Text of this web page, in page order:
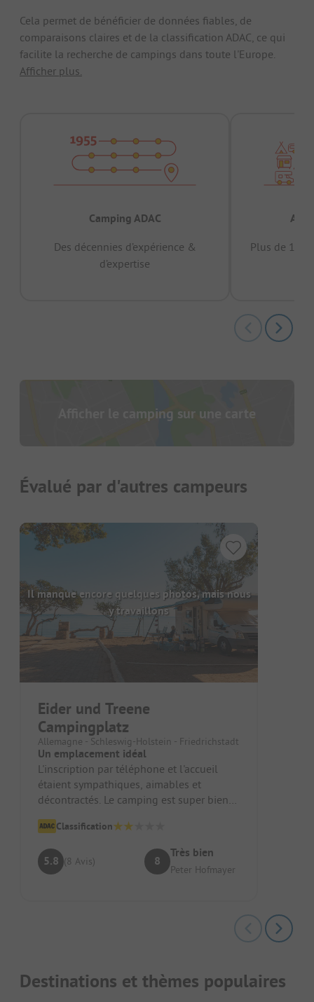
Cela permet de bénéficier de données fiables, de
comparaisons claires et de la classification ADAC, ce qui
facilite la recherche de campings dans toute l'Europe.
Afficher plus.
Camping ADAC
Des décennies d’expérience &
d’expertise
Plus de 15
Afficher le camping sur une carte
Évalué par d'autres campeurs
Il manque encore quelques photos, mais nous
y travaillons
Eider und Treene
Campingplatz
Allemagne - Schleswig-Holstein - Friedrichstadt
Un emplacement idéal
L'inscription par téléphone et l'accueil
étaient sympathiques, aimables et
décontractés. Le camping est super bien
Classification
5.8 (8 Avis) 8
Très bien
Peter Hofmayer
Destinations et thèmes populaires